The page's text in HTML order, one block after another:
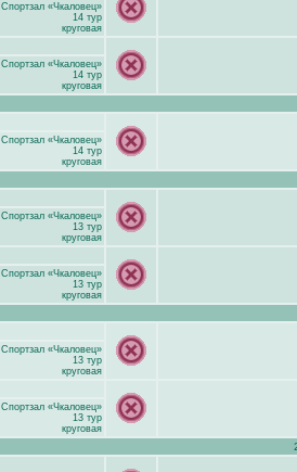
Спортзал «Чкаловец»
14 тур
круговая
Спортзал «Чкаловец»
14 тур
круговая
Спортзал «Чкаловец»
14 тур
круговая
Спортзал «Чкаловец»
13 тур
круговая
Спортзал «Чкаловец»
13 тур
круговая
Спортзал «Чкаловец»
13 тур
круговая
Спортзал «Чкаловец»
13 тур
круговая